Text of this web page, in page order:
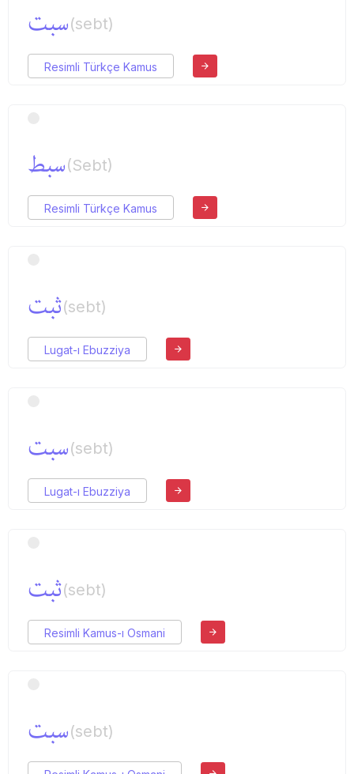
سبت(sebt)
Resimli Türkçe Kamus
سبط(Sebt)
Resimli Türkçe Kamus
ثبت(sebt)
Lugat-ı Ebuzziya
سبت(sebt)
Lugat-ı Ebuzziya
ثبت(sebt)
Resimli Kamus-ı Osmani
سبت(sebt)